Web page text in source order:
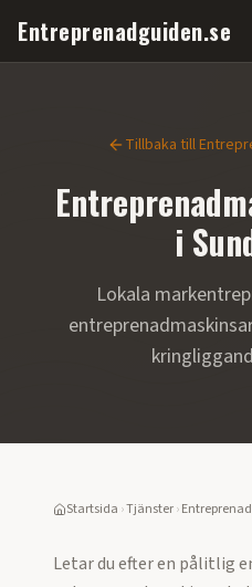
Entreprenadguiden.se
Tillbaka till
i
Lokala
Startsida ›Tjänster›
Letar du efter en pålitlig